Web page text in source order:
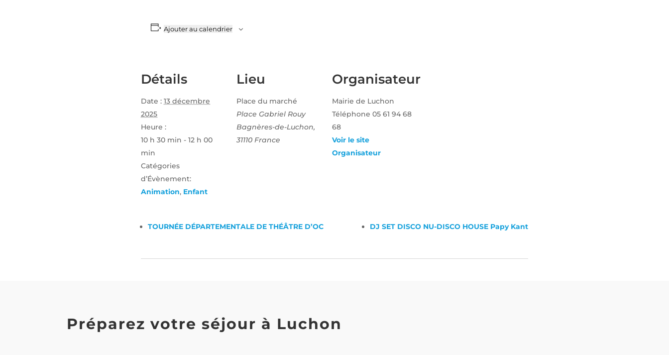
Ajouter au calendrier
Détails
Date : 13 décembre
2025
Heure :
10 h 30 min - 12 h 00
min
Catégories
d’Évènement:
Animation, Enfant
Lieu
Place du marché
Place Gabriel Rouy
Bagnères-de-Luchon,
31110 France
Organisateur
Mairie de Luchon
Téléphone05 61 94 68
68
Voir le site
Organisateur
TOURNÉE DÉPARTEMENTALE DE THÉÂTRE D’OC DJ SET DISCO NU-DISCO HOUSE Papy Kant
Préparez votre séjour à Luchon